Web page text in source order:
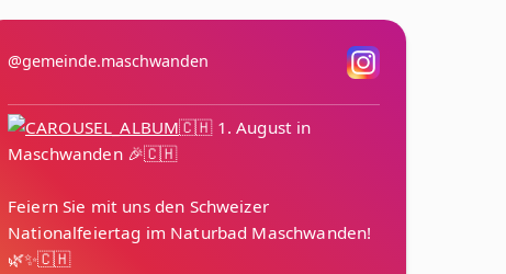
@gemeinde.maschwanden
🇨🇭 1. August in
Maschwanden 🎉🇨🇭
Feiern Sie mit uns den Schweizer
Nationalfeiertag im Naturbad Maschwanden!
🌿✨🇨🇭